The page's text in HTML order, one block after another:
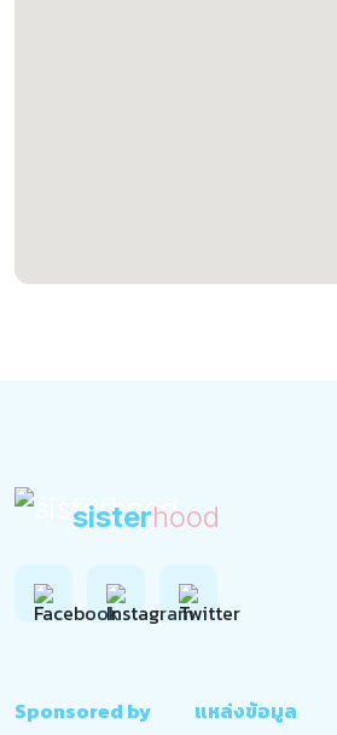
sisterhood
Sponsored by
แหล่งข้อมูล